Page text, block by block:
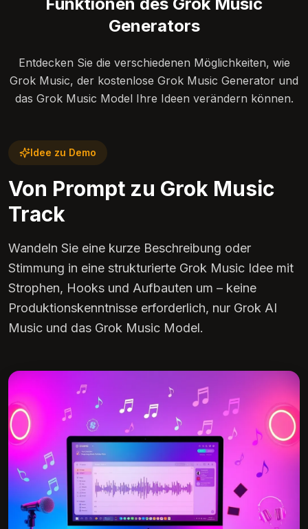
Generators
Entdecken Sie die verschiedenen Möglichkeiten, wie
Grok Music, der kostenlose Grok Music Generator und
das Grok Music Model Ihre Ideen verändern können.
Idee zu Demo
Von Prompt zu Grok Music
Track
Wandeln Sie eine kurze Beschreibung oder
Stimmung in eine strukturierte Grok Music Idee mit
Strophen, Hooks und Aufbauten um – keine
Produktionskenntnisse erforderlich, nur Grok AI
Music und das Grok Music Model.